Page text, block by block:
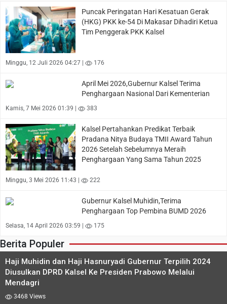
Puncak Peringatan Hari Kesatuan Gerak
(HKG) PKK ke-54 Di Makasar Dihadiri Ketua
Tim Penggerak PKK Kalsel
Minggu, 12 Juli 2026 04:27 | 176
April Mei 2026,Gubernur Kalsel Terima
Penghargaan Nasional Dari Kementerian
Kamis, 7 Mei 2026 01:39 | 383
Kalsel Pertahankan Predikat Terbaik
Pradana Nitya Budaya TMII Award Tahun
2026 Setelah Sebelumnya Meraih
Penghargaan Yang Sama Tahun 2025
Minggu, 3 Mei 2026 11:43 | 222
Gubernur Kalsel Muhidin,Terima
Penghargaan Top Pembina BUMD 2026
Selasa, 14 April 2026 03:59 | 175
Berita Populer
Haji Muhidin dan Haji Hasnuryadi Gubernur Terpilih 2024
Diusulkan DPRD Kalsel Ke Presiden Prabowo Melalui
Mendagri
3468 Views